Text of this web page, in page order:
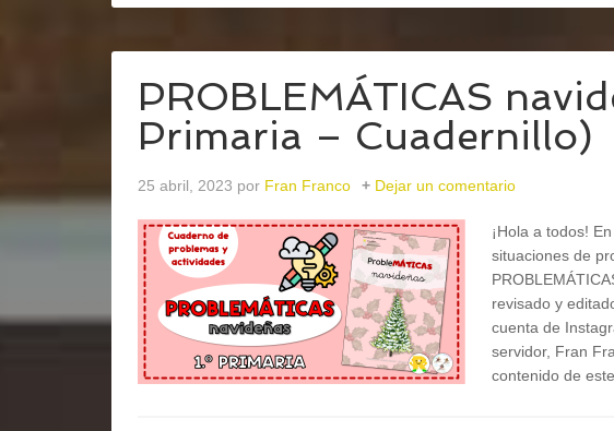
PROBLEMÁTICAS
Primaria – Cuadernillo)
25 abril, 2023 por Fran Franco Dejar un comentario
¡Hola a todos!
situaciones de
revisado y
cuenta de
servidor, Fran
contenido de